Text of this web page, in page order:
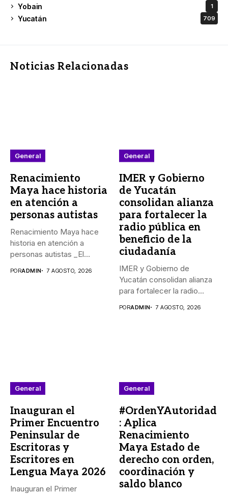
Yobain 1
Yucatán 709
Noticias Relacionadas
General
Renacimiento
Maya hace historia
en atención a
personas autistas
Renacimiento Maya hace
historia en atención a
personas autistas _El
PORADMIN 7 AGOSTO, 2026
General
IMER y Gobierno
de Yucatán
consolidan alianza
para fortalecer la
radio pública en
beneficio de la
ciudadanía
IMER y Gobierno de
Yucatán consolidan alianza
para fortalecer la radio
PORADMIN 7 AGOSTO, 2026
General
Inauguran el
Primer Encuentro
Peninsular de
Escritoras y
Escritores en
Lengua Maya 2026
Inauguran el Primer
General
#OrdenYAutoridad
: Aplica
Renacimiento
Maya Estado de
derecho con orden,
coordinación y
saldo blanco